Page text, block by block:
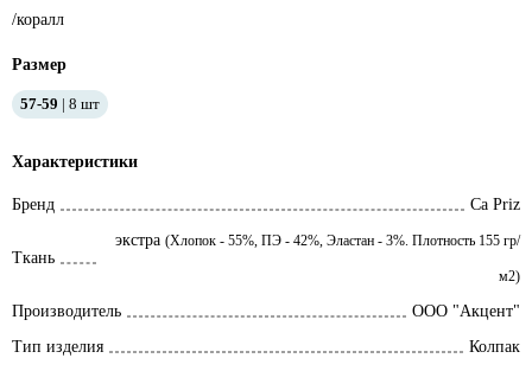
/коралл
Размер
57-59 8 шт
Характеристики
Бренд Ca Priz
Ткань
экстра (Хлопок - 55%, ПЭ - 42%, Эластан - 3%. Плотность 155 гр/
м2)
Производитель
ООО "Акцент"
Тип изделия
Колпак